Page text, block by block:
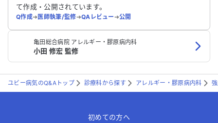
て作成・公開されています。
Q作成➔医師執筆/監修➔QAレビュー➔公開
亀田総合病院 アレルギー・膠原病内科
小田 修宏 監修
ユビー病気のQ&Aトップ 診療科から探す アレルギー・膠原病内科
初めての方へ